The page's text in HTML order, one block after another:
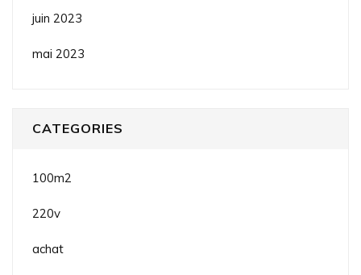
juin 2023
mai 2023
CATEGORIES
100m2
220v
achat